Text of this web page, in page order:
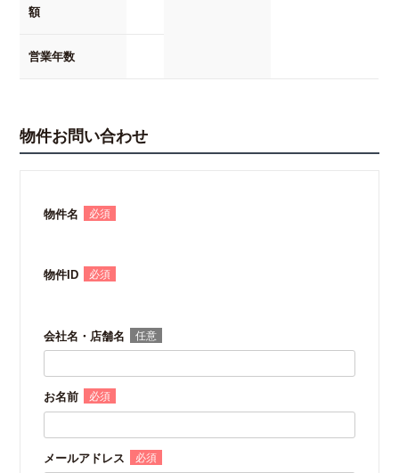
額
営業年数
物件お問い合わせ
物件名
物件ID
会社名・店舗名
お名前
メールアドレス